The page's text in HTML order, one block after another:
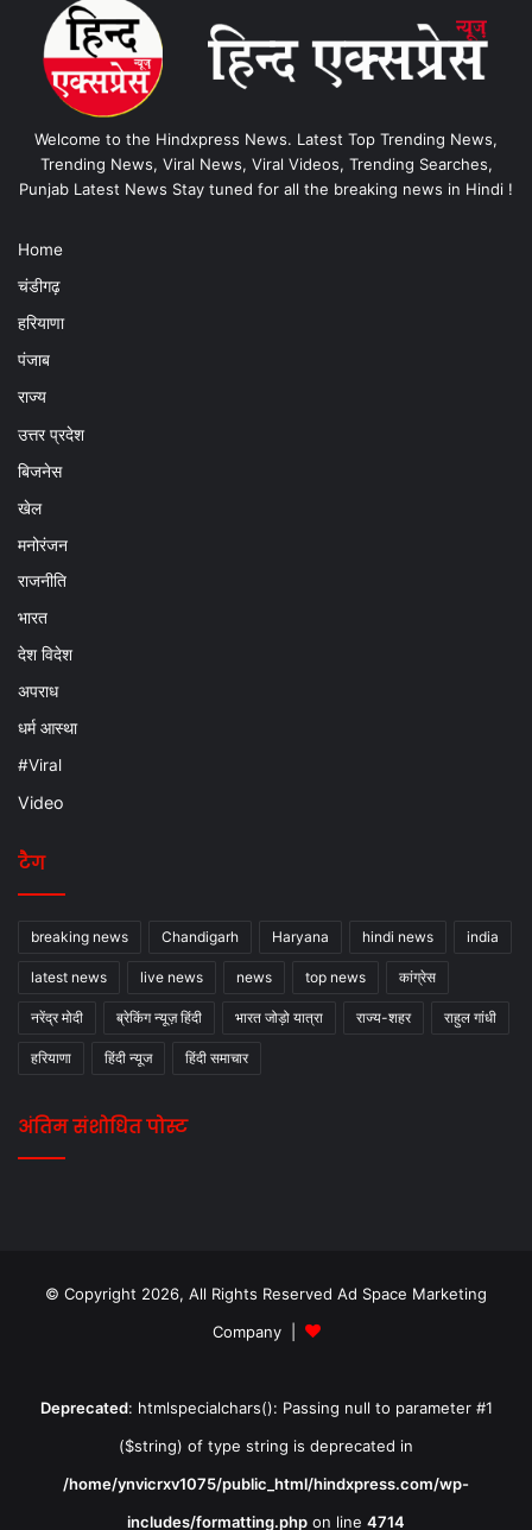
Welcome to the Hindxpress News. Latest Top Trending News,
Trending News, Viral News, Viral Videos, Trending Searches,
Punjab Latest News Stay tuned for all the breaking news in Hindi !
Home
चंडीगढ़
हरियाणा
पंजाब
राज्य
उत्तर प्रदेश
बिजनेस
खेल
मनोरंजन
राजनीति
भारत
देश विदेश
अपराध
धर्म आस्था
#Viral
Video
टैग
breaking news Chandigarh Haryana hindi news india
latest news live news news top news कांग्रेस
नरेंद्र मोदी ब्रेकिंग न्यूज़ हिंदी भारत जोड़ो यात्रा राज्य-शहर राहुल गांधी
हरियाणा हिंदी न्यूज हिंदी समाचार
अंतिम संशोधित पोस्ट
© Copyright 2026, All Rights Reserved Ad Space Marketing
Company |
Deprecated: htmlspecialchars(): Passing null to parameter #1
($string) of type string is deprecated in
/home/ynvicrxv1075/public_html/hindxpress.com/wp-
includes/formatting.php on line 4714